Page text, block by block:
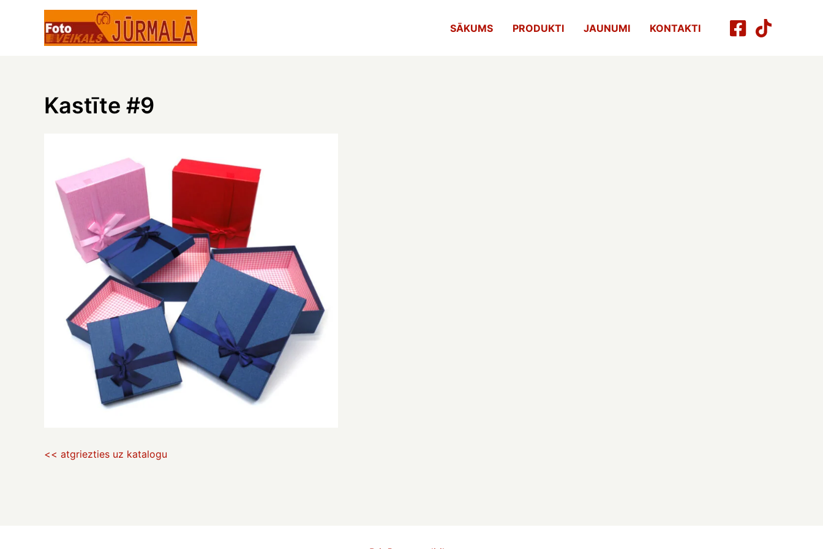
SĀKUMS PRODUKTI JAUNUMI KONTAKTI
Kastīte #9
<< atgriezties uz katalogu